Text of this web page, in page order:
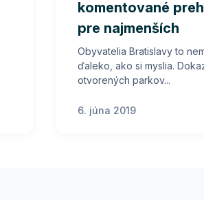
komentované
pre najmenších
Obyvatelia Bratislavy to
ďaleko, ako si myslia.
otvorených parkov...
6. júna 2019